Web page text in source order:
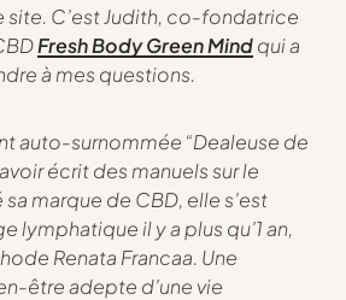
site. C’est Judith, co-fondatrice
Fresh Body Green Mindqui a
à mes questions.
auto-surnommée “Dealeuse de
écrit des manuels sur le
marque de CBD, elle s’est
lymphatique il y a plus qu’1 an,
Renata Francaa. Une
être adepte d’une vie